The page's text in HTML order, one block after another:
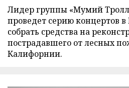
Лидер группы «Мумий
проведет серию концертов
собрать средства на
пострадавшего от лесных
Калифорнии.